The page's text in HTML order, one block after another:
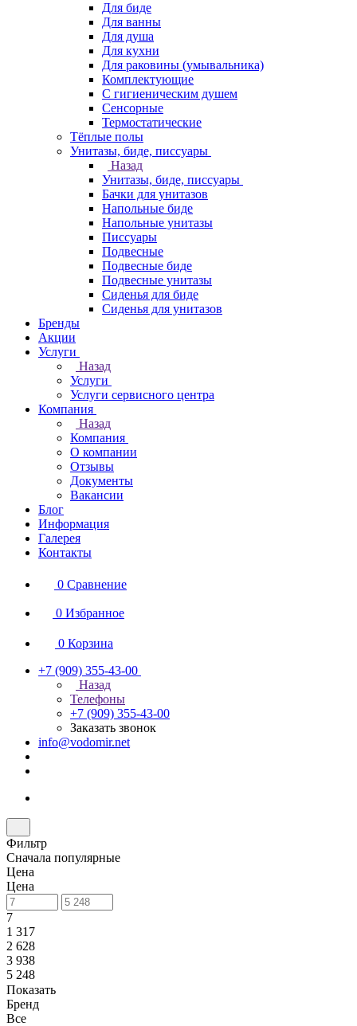
Для биде
Для ванны
Для душа
Для кухни
Для раковины (умывальника)
Комплектующие
С гигиеническим душем
Сенсорные
Термостатические
Тёплые полы
Унитазы, биде, писсуары
Назад
Унитазы, биде, писсуары
Бачки для унитазов
Напольные биде
Напольные унитазы
Писсуары
Подвесные
Подвесные биде
Подвесные унитазы
Сиденья для биде
Сиденья для унитазов
Бренды
Акции
Услуги
Назад
Услуги
Услуги сервисного центра
Компания
Назад
Компания
О компании
Отзывы
Документы
Вакансии
Блог
Информация
Галерея
Контакты
0 Сравнение
0 Избранное
0 Корзина
+7 (909) 355-43-00
Назад
Телефоны
+7 (909) 355-43-00
Заказать звонок
info@vodomir.net
Фильтр
Сначала популярные
Цена
Цена
7
1 317
2 628
3 938
5 248
Показать
Бренд
Все